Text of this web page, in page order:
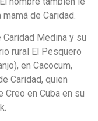
de Caridad.
Medina y su
rural El Pesquero
en Cacocum,
Caridad, quien
Creo en Cuba en su